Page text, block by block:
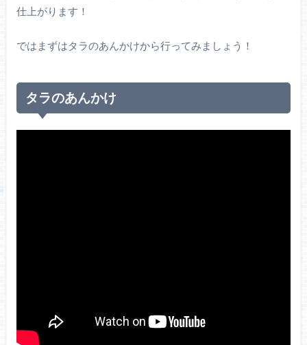
仕上がります！
ではまずはタラのあんかけから行ってみましょう！
タラのあんかけ